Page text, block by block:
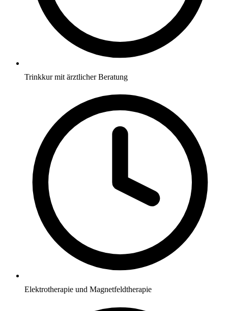
Trinkkur mit ärztlicher Beratung
Elektrotherapie und Magnetfeldtherapie